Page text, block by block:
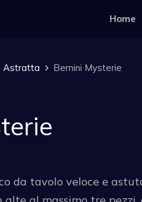
Home
Astratta Bernini Mysterie
da tavolo veloce e